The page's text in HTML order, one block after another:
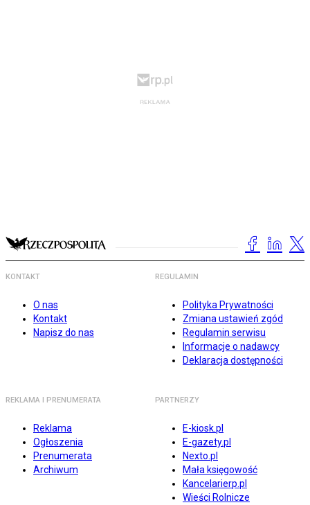
KONTAKT
O nas
Kontakt
Napisz do nas
REGULAMIN
Polityka Prywatności
Zmiana ustawień zgód
Regulamin serwisu
Informacje o nadawcy
Deklaracja dostępności
REKLAMA I PRENUMERATA
Reklama
Ogłoszenia
Prenumerata
Archiwum
PARTNERZY
E-kiosk.pl
E-gazety.pl
Nexto.pl
Mała księgowość
Kancelarierp.pl
Wieści Rolnicze